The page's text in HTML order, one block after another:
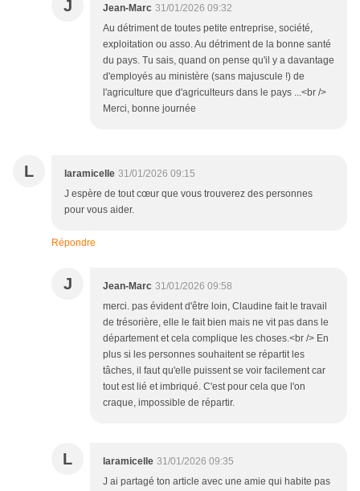
J Jean-Marc 31/01/2026 09:32
Au détriment de toutes petite entreprise, société,
exploitation ou asso. Au détriment de la bonne santé
du pays. Tu sais, quand on pense qu'il y a davantage
d'employés au ministère (sans majuscule !) de
l'agriculture que d'agriculteurs dans le pays ...<br />
Merci, bonne journée
L laramicelle 31/01/2026 09:15
J espère de tout cœur que vous trouverez des personnes
pour vous aider.
Répondre
J Jean-Marc 31/01/2026 09:58
merci. pas évident d'être loin, Claudine fait le travail
de trésorière, elle le fait bien mais ne vit pas dans le
département et cela complique les choses.<br /> En
plus si les personnes souhaitent se répartit les
tâches, il faut qu'elle puissent se voir facilement car
tout est lié et imbriqué. C'est pour cela que l'on
craque, impossible de répartir.
L laramicelle 31/01/2026 09:35
J ai partagé ton article avec une amie qui habite pas